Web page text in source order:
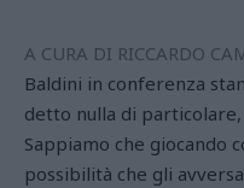
A CURA DI RICCARDO
Baldini in conferenza
detto nulla di
Sappiamo che giocando
possibilità che gli